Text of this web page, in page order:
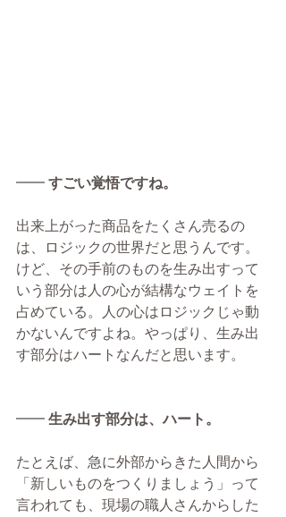
━━ すごい覚悟ですね。
出来上がった商品をたくさん売るの
は、ロジックの世界だと思うんです。
けど、その手前のものを生み出すって
いう部分は人の心が結構なウェイトを
占めている。人の心はロジックじゃ動
かないんですよね。やっぱり、生み出
す部分はハートなんだと思います。​
━━ 生み出す部分は、ハート。
たとえば、急に外部からきた人間から
「新しいものをつくりましょう」って
言われても、現場の職人さんからした